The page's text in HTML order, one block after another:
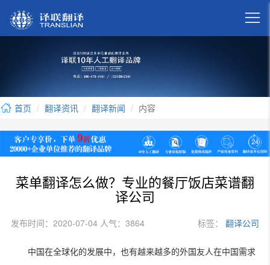

首页 翻译资讯 翻译新闻 内容
菜单翻译怎么做？专业的餐厅饭店菜谱翻
译公司
发布时间：2020-07-04 人气：3864 标签： 翻译公司
中国在全球化的发展中，也有越来越多的外国友人在中国需求